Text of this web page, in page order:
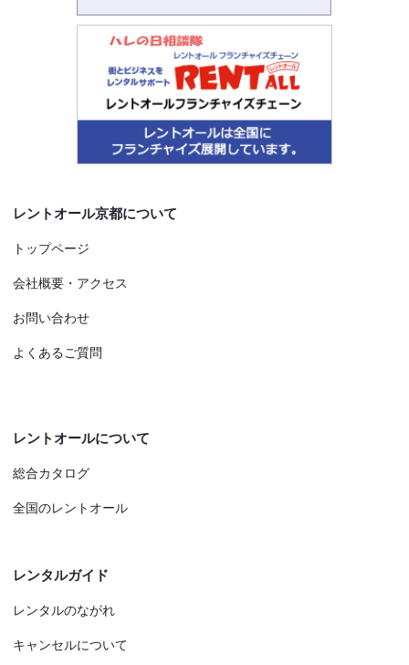
レントオール京都について
トップページ
会社概要・アクセス
お問い合わせ
よくあるご質問
レントオールについて
総合カタログ
全国のレントオール
レンタルガイド
レンタルのながれ
キャンセルについて